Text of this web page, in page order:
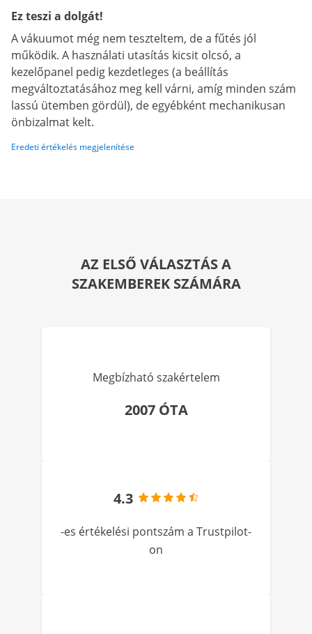
Ez teszi a dolgát!
A vákuumot még nem teszteltem, de a fűtés jól
működik. A használati utasítás kicsit olcsó, a
kezelőpanel pedig kezdetleges (a beállítás
megváltoztatásához meg kell várni, amíg minden szám
lassú ütemben gördül), de egyébként mechanikusan
önbizalmat kelt.
Eredeti értékelés megjelenítése
AZ ELSŐ VÁLASZTÁS A
SZAKEMBEREK SZÁMÁRA
Megbízható szakértelem
2007 ÓTA
4.3
-es értékelési pontszám a Trustpilot-
on